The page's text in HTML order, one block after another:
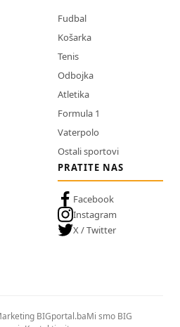
Fudbal
Košarka
Tenis
Odbojka
Atletika
Formula 1
Vaterpolo
Ostali sportovi
PRATITE NAS
Facebook
Instagram
X / Twitter
BIGportal.baMi smo BIG